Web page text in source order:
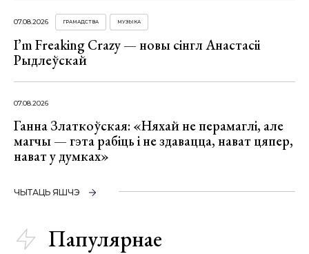
07.08.2026 ГРАМАДСТВА МУЗЫКА
I’m Freaking Crazy — новы сінгл Анастасіі
Рыдлеўскай
07.08.2026
Ганна Златкоўская: «Няхай не перамаглі, але
магчы — гэта рабіць і не здавацца, нават цяпер,
нават у думках»
ЧЫТАЦЬ ЯШЧЭ
Папулярнае